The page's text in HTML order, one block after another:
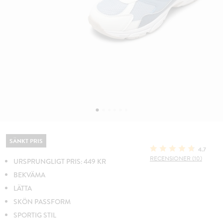
SÄNKT PRIS
URSPRUNGLIGT PRIS: 449 KR
BEKVÄMA
LÄTTA
SKÖN PASSFORM
SPORTIG STIL
4.7
RECENSIONER (10)